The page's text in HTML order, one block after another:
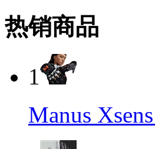
热销商品
1
Manus